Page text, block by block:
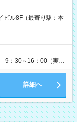
ル8F（最寄り駅：本
9：30～16：00（実働
詳細へ